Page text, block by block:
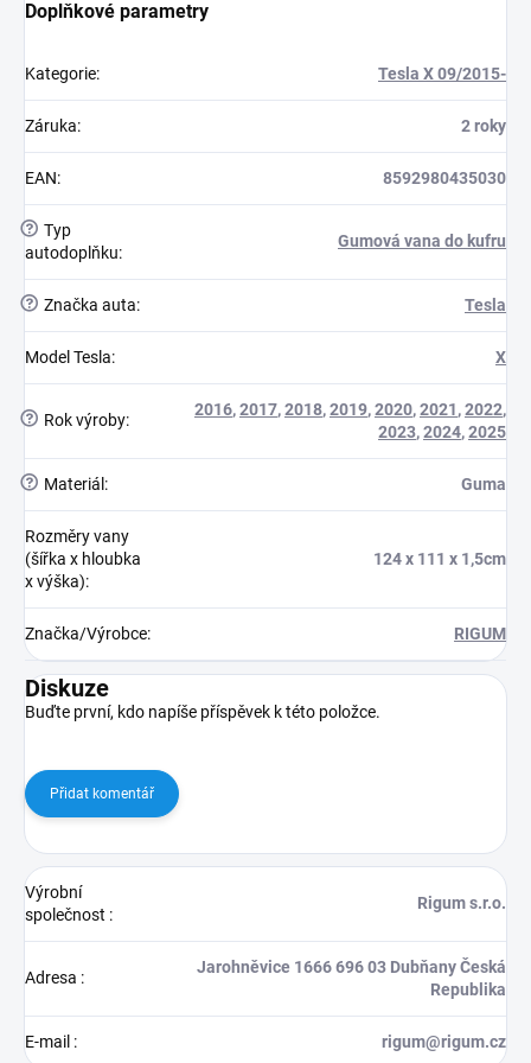
Doplňkové parametry
Kategorie: Tesla X 09/2015-
Záruka: 2 roky
EAN: 8592980435030
? Typ
autodoplňku:
Gumová vana do kufru
? Značka auta: Tesla
Model Tesla: X
? Rok výroby:
2016,2017,2018,2019,2020,2021,2022,
2023,2024,2025
? Materiál : Guma
Rozměry vany
(šířka x hloubka
x výška):
124 x 111 x 1,5cm
Značka/Výrobce: RIGUM
Diskuze
Buďte první, kdo napíše příspěvek k této položce.
Přidat komentář
Výrobní
společnost :
Rigum s.r.o.
Adresa :
Jarohněvice 1666 696 03 Dubňany Česká
Republika
E-mail : rigum@rigum.cz